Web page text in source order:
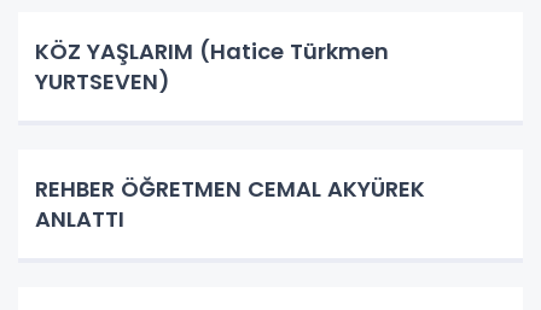
KÖZ YAŞLARIM (Hatice Türkmen
YURTSEVEN)
REHBER ÖĞRETMEN CEMAL AKYÜREK
ANLATTI